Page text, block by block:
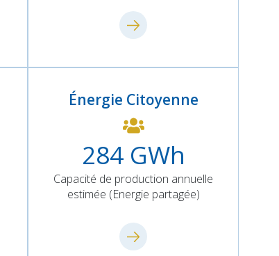
Énergie Citoyenne
284 GWh
Capacité de production annuelle
estimée (Energie partagée)